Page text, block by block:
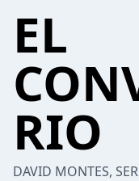
EL
RIO
DAVID MONTES,